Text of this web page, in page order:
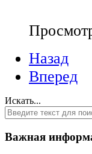
Назад
Вперед
Искать...
Важная